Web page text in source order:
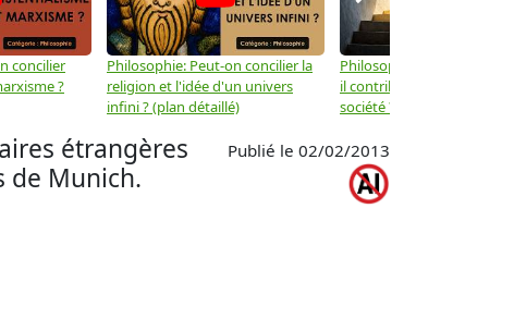
concilier
?
Philosophie: Peut-on concilier la
religion et l'idée d'un univers
infini ? (plan détaillé)
Philosophie: Le
il contribuer au progrès de
société ? (plan détaillé)
étrangères
de Munich.
Publié le 02/02/2013